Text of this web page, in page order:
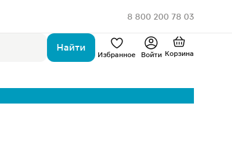
8 800 200 78 03
Найти
Избранное Войти Корзина